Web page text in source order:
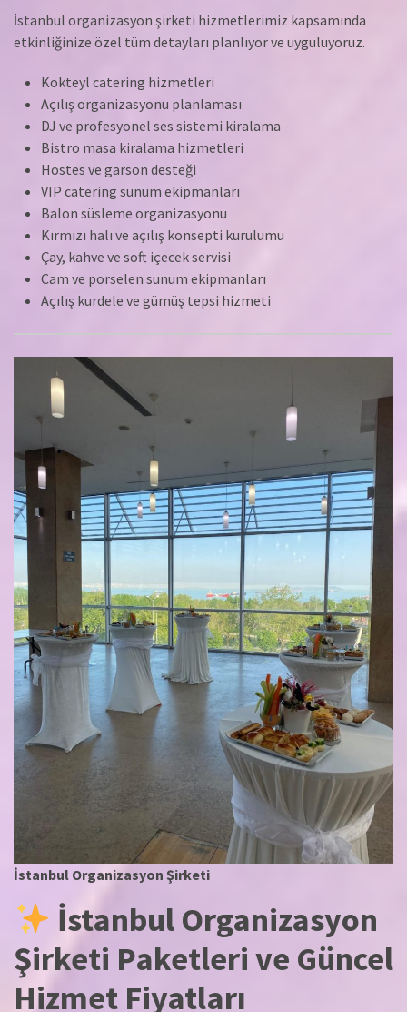
İstanbul organizasyon şirketi hizmetlerimiz kapsamında
etkinliğinize özel tüm detayları planlıyor ve uyguluyoruz.
Kokteyl catering hizmetleri
Açılış organizasyonu planlaması
DJ ve profesyonel ses sistemi kiralama
Bistro masa kiralama hizmetleri
Hostes ve garson desteği
VIP catering sunum ekipmanları
Balon süsleme organizasyonu
Kırmızı halı ve açılış konsepti kurulumu
Çay, kahve ve soft içecek servisi
Cam ve porselen sunum ekipmanları
Açılış kurdele ve gümüş tepsi hizmeti
İstanbul Organizasyon Şirketi
İstanbul Organizasyon
Şirketi Paketleri ve Güncel
Hizmet Fiyatları